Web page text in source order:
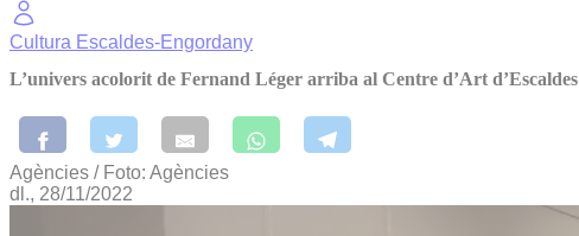
Cultura Escaldes-Engordany
L’univers acolorit de Fernand Léger arriba al Centre d’Art d’Escaldes
Agències / Foto: Agències
dl., 28/11/2022